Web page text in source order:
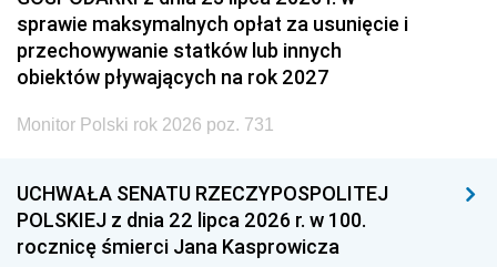
sprawie maksymalnych opłat za usunięcie i
przechowywanie statków lub innych
obiektów pływających na rok 2027
Monitor Polski rok 2026 poz. 731
UCHWAŁA SENATU RZECZYPOSPOLITEJ
POLSKIEJ z dnia 22 lipca 2026 r. w 100.
rocznicę śmierci Jana Kasprowicza